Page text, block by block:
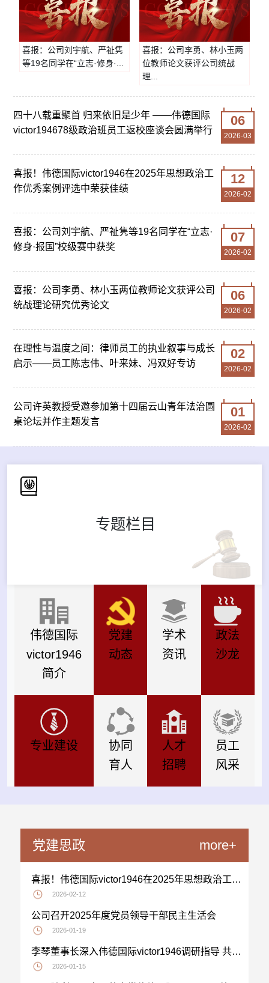
喜报：公司刘宇航、严祉隽
等19名同学在“立志·修身·...
喜报：公司李勇、林小玉两
位教师论文获评公司统战
理...
四十八载重聚首 归来依旧是少年 ——伟德国际
victor194678级政治班员工返校座谈会圆满举行
06
2026-03
喜报！伟德国际victor1946在2025年思想政治工
作优秀案例评选中荣获佳绩
12
2026-02
喜报：公司刘宇航、严祉隽等19名同学在“立志·
修身·报国”校级赛中获奖
07
2026-02
喜报：公司李勇、林小玉两位教师论文获评公司
统战理论研究优秀论文
06
2026-02
在理性与温度之间：律师员工的执业叙事与成长
启示——员工陈志伟、叶来妹、冯双好专访
02
2026-02
公司许英教授受邀参加第十四届云山青年法治圆
桌论坛并作主题发言
01
2026-02
专题栏目
伟德国际
victor1946
简介
党建
动态
学术
资讯
政法
沙龙
专业建设
协同
育人
人才
招聘
员工
风采
党建思政 more+
喜报！伟德国际victor1946在2025年思想政治工作优秀案例评选中荣获佳绩
2026-02-12
公司召开2025年度党员领导干部民主生活会
2026-01-19
李琴董事长深入伟德国际victor1946调研指导 共绘高质量发展新蓝图
2026-01-15